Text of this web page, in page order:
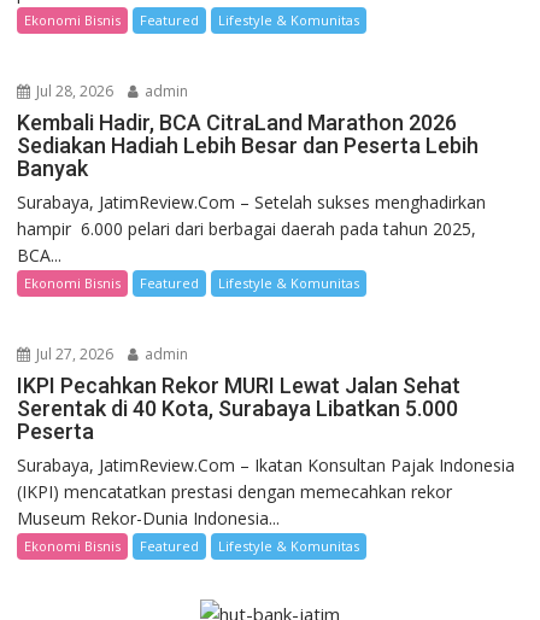
Ekonomi Bisnis Featured Lifestyle & Komunitas
Jul 28, 2026 admin
Kembali Hadir, BCA CitraLand Marathon 2026
Sediakan Hadiah Lebih Besar dan Peserta Lebih
Banyak
Surabaya, JatimReview.Com – Setelah sukses menghadirkan
hampir 6.000 pelari dari berbagai daerah pada tahun 2025,
BCA...
Ekonomi Bisnis Featured Lifestyle & Komunitas
Jul 27, 2026 admin
IKPI Pecahkan Rekor MURI Lewat Jalan Sehat
Serentak di 40 Kota, Surabaya Libatkan 5.000
Peserta
Surabaya, JatimReview.Com – Ikatan Konsultan Pajak Indonesia
(IKPI) mencatatkan prestasi dengan memecahkan rekor
Museum Rekor-Dunia Indonesia...
Ekonomi Bisnis Featured Lifestyle & Komunitas